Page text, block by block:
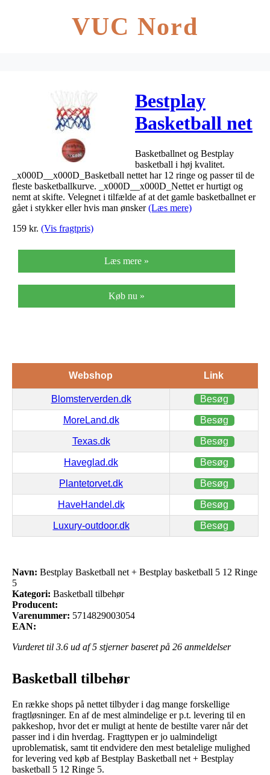
VUC Nord
Bestplay
Basketball net
+ Bestplay
basketball 5
12 Ringe 5
Basketballnet og Bestplay
basketball i høj kvalitet.
_x000D__x000D_Basketball nettet har 12 ringe og passer til de
fleste basketballkurve. _x000D__x000D_Nettet er hurtigt og
nemt at skifte. Velegnet i tilfælde af at det gamle basketballnet er
gået i stykker eller hvis man ønsker(Læs mere)
159 kr. (Vis fragtpris)
Læs mere »
Køb nu »
Webshop Link
Blomsterverden.dk Besøg
MoreLand.dk Besøg
Texas.dk Besøg
Haveglad.dk Besøg
Plantetorvet.dk Besøg
HaveHandel.dk Besøg
Luxury-outdoor.dk Besøg
Navn: Bestplay Basketball net + Bestplay basketball 5 12 Ringe
5
Kategori: Basketball tilbehør
Producent:
Varenummer: 5714829003054
EAN:
Vurderet til 3.6 ud af 5 stjerner baseret på 26 anmeldelser
Basketball tilbehør
En række shops på nettet tilbyder i dag mange forskellige
fragtløsninger. En af de mest almindelige er p.t. levering til en
pakkeshop, hvor det er muligt at hente de bestilte varer når det
passer ind i din hverdag. Fragttypen er jo ualmindeligt
uproblematisk, samt tit endvidere den mest betalelige mulighed
for levering ved køb af Bestplay Basketball net + Bestplay
basketball 5 12 Ringe 5.